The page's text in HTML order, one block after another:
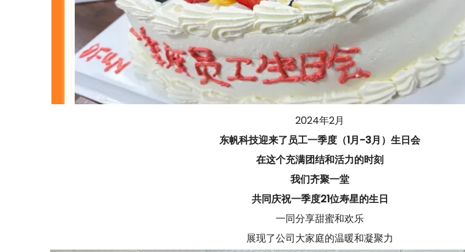
2024年2月
东帆科技迎来了员工一季度（1月-3月）生日会
在这个充满团结和活力的时刻
我们齐聚一堂
共同庆祝一季度21位寿星的生日
一同分享甜蜜和欢乐
展现了公司大家庭的温暖和凝聚力